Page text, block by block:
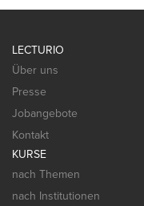
LECTURIO
Über uns
Presse
Jobangebote
Kontakt
KURSE
nach Themen
nach Institutionen